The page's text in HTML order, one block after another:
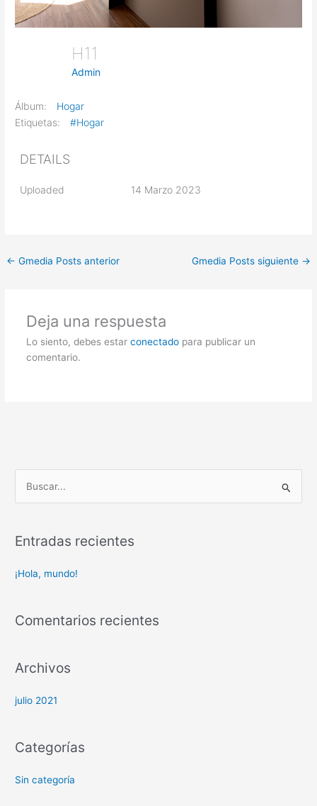
H11
Admin
Álbum:
Hogar
Etiquetas:
#Hogar
DETAILS
Uploaded 14 Marzo 2023
← Gmedia Posts anterior Gmedia Posts siguiente →
Deja una respuesta
Lo siento, debes estar conectadopara publicar un
comentario.
c
o
Entradas recientes
¡Hola, mundo!
Comentarios recientes
Archivos
julio 2021
Categorías
Sin categoría